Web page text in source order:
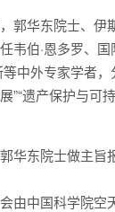
华东院士、伊
韦伯·恩多罗、
中外专家学者，
”“遗产保护与可
华东院士做主旨
中国科学院空